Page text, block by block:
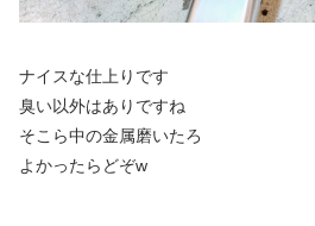
ナイスな仕上りです
臭い以外はありですね
そこら中の金属磨いたろ
よかったらどぞw